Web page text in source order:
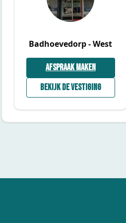
Badhoevedorp - West
Afspraak maken
Bekijk de vestiging